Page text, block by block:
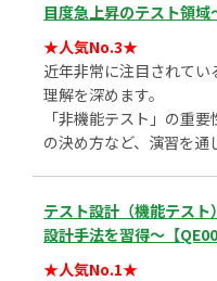
目度急上昇のテスト領域
★人気No.3★
近年非常に注目されて
理解を深めます。
「非機能テスト」の重
の決め方など、演習を通
テスト設計（機能テス
設計手法を習得～【
★人気No.1★